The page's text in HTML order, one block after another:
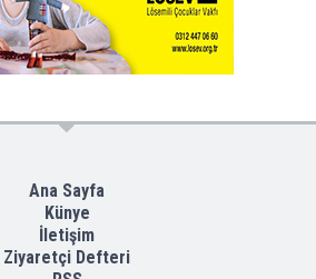
Ana Sayfa
Künye
İletişim
Ziyaretçi Defteri